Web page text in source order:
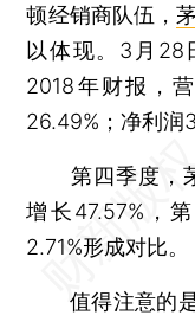
顿经销商队伍，
以体现。3月28
2018年财报，
26.49%；净利润
第四季度，茅
增长47.57%，
2.71%形成对比。
值得注意的是